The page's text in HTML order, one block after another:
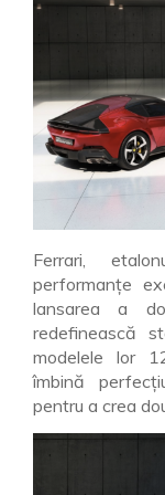
Ferrari,
performanțe
lansarea a
redefinească
modelele lor
îmbină
pentru a crea